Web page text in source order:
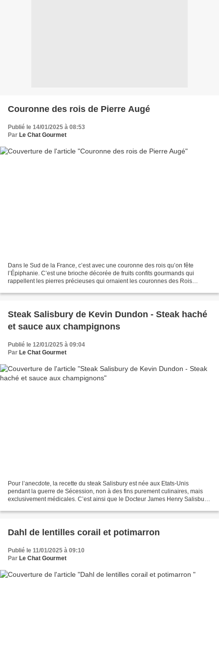
Couronne des rois de Pierre Augé
Publié le 14/01/2025 à 08:53
Par Le Chat Gourmet
Dans le Sud de la France, c’est avec une couronne des rois qu’on fête
l’Épiphanie. C’est une brioche décorée de fruits confits gourmands qui
rappellent les pierres précieuses qui ornaient les couronnes des Rois
Steak Salisbury de Kevin Dundon - Steak haché
et sauce aux champignons
Publié le 12/01/2025 à 09:04
Par Le Chat Gourmet
Pour l’anecdote, la recette du steak Salisbury est née aux Etats-Unis
pendant la guerre de Sécession, non à des fins purement culinaires, mais
exclusivement médicales. C’est ainsi que le Docteur James Henry Salisbury
Dahl de lentilles corail et potimarron
Publié le 11/01/2025 à 09:10
Par Le Chat Gourmet